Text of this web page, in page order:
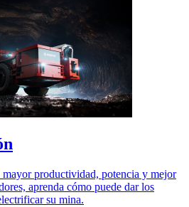
productividad, potencia y mejor
aprenda cómo puede dar los
su mina.